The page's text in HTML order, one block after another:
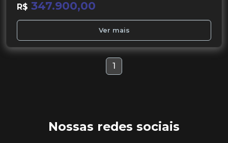
R$ 347.900,00
Ver mais
1
Nossas redes sociais